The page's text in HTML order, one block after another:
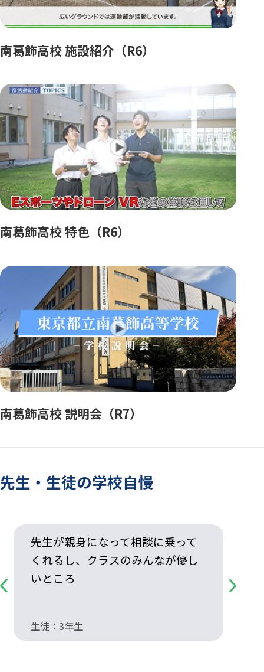
南葛飾高校 施設紹介（R6）
南葛飾高校 特色（R6）
南葛飾高校 説明会（R7）
先生・生徒の学校自慢
Previous
先生が親身になって相談に乗って
くれるし、クラスのみんなが優し
いところ
生徒：3年生
Next